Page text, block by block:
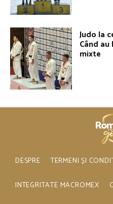
Judo la
Când
mixte
DESPRE TERMENI ȘI
INTEGRITATE MACROMEX